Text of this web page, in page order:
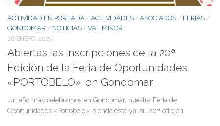
ACTIVIDAD EN PORTADA / ACTIVIDADES / ASOCIADOS / FERIAS /
GONDOMAR / NOTICIAS / VAL MIÑOR
28 ENERO, 2025
Abiertas las inscripciones de la 20ª
Edición de la Feria de Oportunidades
«PORTOBELO», en Gondomar
Un año más celebramos en Gondomar, nuestra Feria de
Oportunidades «Portobelo», siendo esta ya, su 20ª edición.